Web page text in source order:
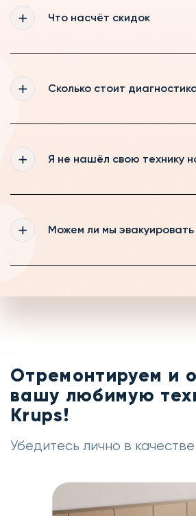
дней на все
мастерами работы, а
Что насчёт скидок
клиентам и пенсионерам
Сколько стоит
диагностика для Вас
если же вы будете
Я не нашёл свою технику
удалось найти свою
с радостью Вас
Можем ли мы
устранить
Отремонтируем и
вашу любимую
Krups!
Убедитесь лично в